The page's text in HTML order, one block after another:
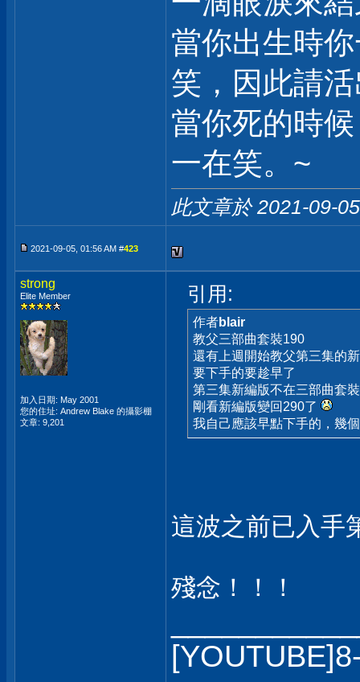
當你出生時
笑，因此請
當你死的時
一在笑。~
此文章於 2021-09-
2021-09-05, 01:56 AM #423
strong
Elite Member
加入日期: May 2001
您的住址: Andrew Blake 的攝影棚
文章: 9,201
引用:
作者blair
教父三部曲套裝190
還有上週開始教父第三集的
要下手的要趁早了
第三集新編版不在三部曲套
剛看新編版變回290了
我自己應該早點下手的，幾
這波之前已入手
殘念！！！